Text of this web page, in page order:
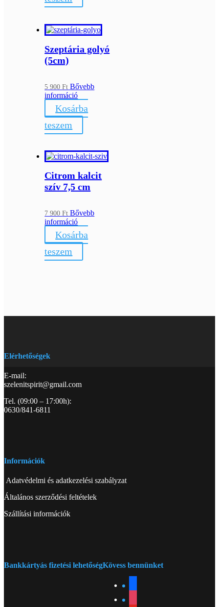
Szeptária golyó
(5cm)
5 900Ft Bővebb
információ
Kosárba
teszem
Citrom kalcit
szív 7,5 cm
7 900Ft Bővebb
információ
Kosárba
teszem
Elérhetőségek
E-mail:
szelenitspirit@gmail.com
Tel. (09:00 – 17:00h):
0630/841-6811
Információk
Adatvédelmi és adatkezelési szabályzat
Általános szerződési feltételek
Szállítási információk
Bankkártyás fizetési lehetőségKövess bennünket